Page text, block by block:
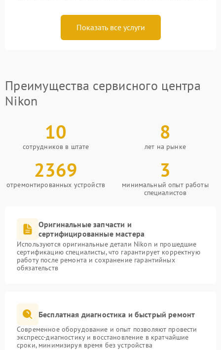
Показать все услуги
Преимущества сервисного центра
Nikon
10
сотрудников в штате
8
лет на рынке
2369
отремонтированных устройств
3
минимальный опыт работы
специалистов
Оригинальные запчасти и
сертифицированные мастера
Используются оригинальные детали Nikon и прошедшие
сертификацию специалисты, что гарантирует корректную
работу после ремонта и сохранение гарантийных
обязательств
Бесплатная диагностика и быстрый ремонт
Современное оборудование и опыт позволяют провести
экспресс-диагностику и восстановление в кратчайшие
сроки, минимизируя время без устройства